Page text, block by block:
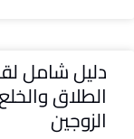
دليل شامل
الطلاق
الزوجين